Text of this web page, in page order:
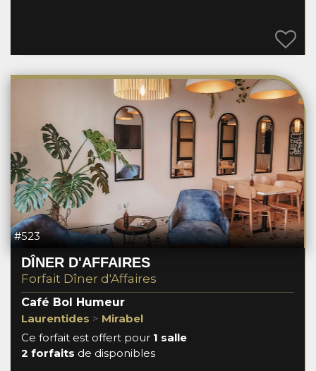
#523
DÎNER D'AFFAIRES
Forfait Dîner d'Affaires
Café Bol Humeur
Laurentides > Mirabel
Ce forfait est offert pour 1 salle
2 forfaits de disponibles